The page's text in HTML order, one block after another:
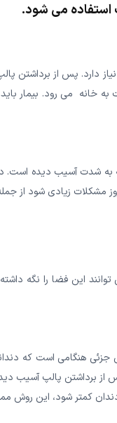
استفاده می شود.
دارد. پس از برداشتن
خانه می رود. بیمار
به شدت آسیب دیده است.
مشکلات زیادی شود از
این فضا را نگه
جزئی هنگامی است که
برداشتن پالپ آسیب
دندان کمتر شود، این